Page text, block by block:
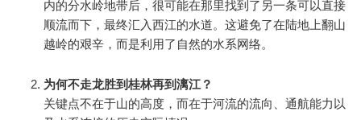
内的分水岭地带后，很可能在那里找到了另一条可以直接
顺流而下，最终汇入西江的水道。这避免了在陆地上翻山
越岭的艰辛，而是利用了自然的水系网络。
为何不走龙胜到桂林再到漓江？
关键点不在于山的高度，而在于河流的流向、通航能力以